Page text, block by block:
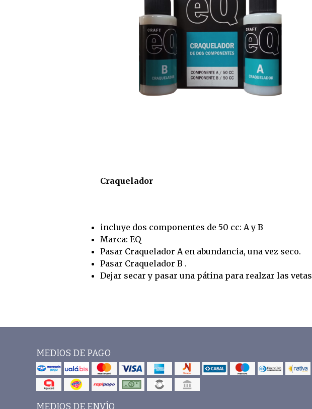
Craquelador
incluye dos componentes de 50 cc: A y B
Marca: EQ
Pasar Craquelador A en abundancia, una vez seco.
Pasar Craquelador B .
Dejar secar y pasar una pátina para realzar las vetas
MEDIOS DE PAGO
MEDIOS DE ENVÍO